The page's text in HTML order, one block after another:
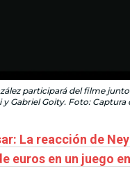
participará del filme
y Gabriel Goity. Foto: Captura
La reacción de
euros en un juego